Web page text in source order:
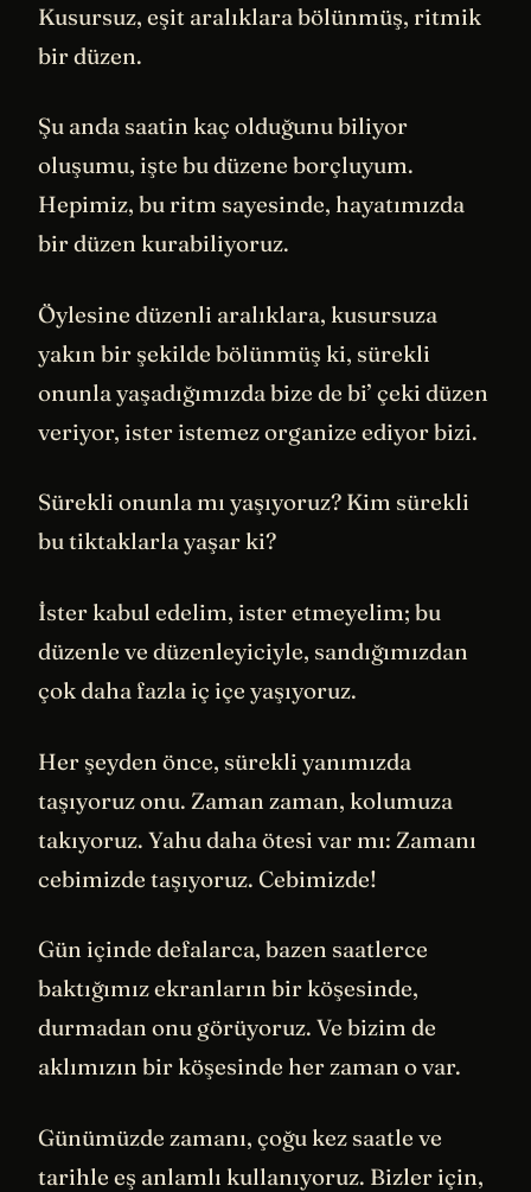
Kusursuz, eşit aralıklara bölünmüş, ritmik
bir düzen.
Şu anda saatin kaç olduğunu biliyor
oluşumu, işte bu düzene borçluyum.
Hepimiz, bu ritm sayesinde, hayatımızda
bir düzen kurabiliyoruz.
Öylesine düzenli aralıklara, kusursuza
yakın bir şekilde bölünmüş ki, sürekli
onunla yaşadığımızda bize de bi’ çeki düzen
veriyor, ister istemez organize ediyor bizi.
Sürekli onunla mı yaşıyoruz? Kim sürekli
bu tiktaklarla yaşar ki?
İster kabul edelim, ister etmeyelim; bu
düzenle ve düzenleyiciyle, sandığımızdan
çok daha fazla iç içe yaşıyoruz.
Her şeyden önce, sürekli yanımızda
taşıyoruz onu. Zaman zaman, kolumuza
takıyoruz. Yahu daha ötesi var mı: Zamanı
cebimizde taşıyoruz. Cebimizde!
Gün içinde defalarca, bazen saatlerce
baktığımız ekranların bir köşesinde,
durmadan onu görüyoruz. Ve bizim de
aklımızın bir köşesinde her zaman o var.
Günümüzde zamanı, çoğu kez saatle ve
tarihle eş anlamlı kullanıyoruz. Bizler için,